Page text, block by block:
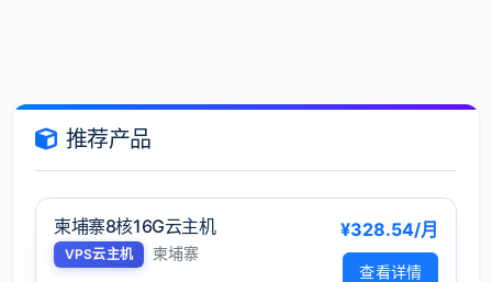
推荐产品
柬埔寨8核16G云主机
VPS云主机 柬埔寨
¥328.54/月
查看详情